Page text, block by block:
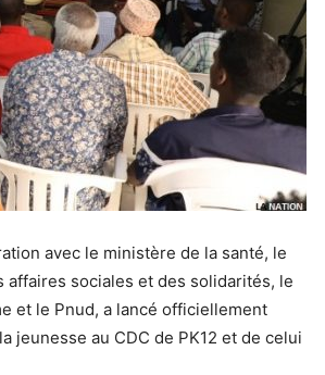
avec le ministère de la santé, le
sociales et des solidarités, le
et le Pnud, a lancé officiellement
jeunesse au CDC de PK12 et de celui